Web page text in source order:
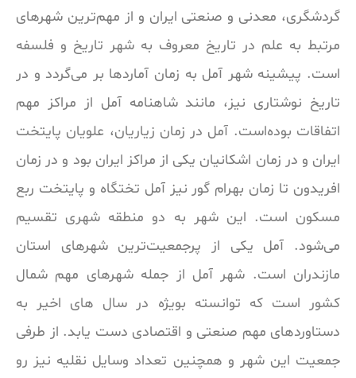
گردشگری، معدنی و صنعتی ایران و از مهم‌ترین شهرهای
مرتبط به علم در تاریخ معروف به شهر تاریخ و فلسفه
است. پیشینه شهر آمل به زمان آماردها بر می‌گردد و در
تاریخ نوشتاری نیز، مانند شاهنامه آمل از مراکز مهم
اتفاقات بوده‌است. آمل در زمان زیاریان، علویان پایتخت
ایران و در زمان اشکانیان یکی از مراکز ایران بود و در زمان
افریدون تا زمان بهرام گور نیز آمل تختگاه و پایتخت ربع
مسکون است. این شهر به دو منطقه شهری تقسیم
می‌شود. آمل یکی از پرجمعیت‌ترین شهرهای استان
مازندران است. شهر آمل از جمله شهرهای مهم شمال
کشور است که توانسته بویژه در سال های اخیر به
دستاوردهای مهم صنعتی و اقتصادی دست یابد. از طرفی
جمعیت این شهر و همچنین تعداد وسایل نقلیه نیز رو